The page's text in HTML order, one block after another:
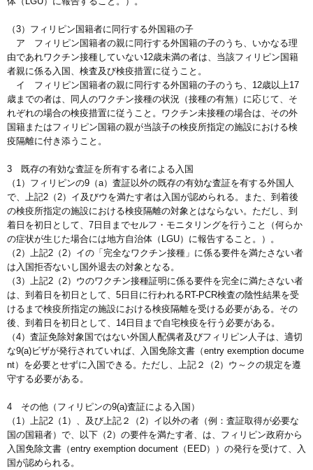
（3）フィリピン国籍者に同行する外国籍の子
ア フィリピン国籍者の親に同行する外国籍の子のうち、いかなる理
由であれワクチン接種していない12歳未満の者は、当該フィリピン国籍
者親に係る入国、検査及び検疫措置に従うこと。
イ フィリピン国籍者の親に同行する外国籍の子のうち、12歳以上17
歳までの者は、同人のワクチン接種の状況（接種の有無）に応じて、そ
れぞれの場合の検疫措置に従うこと。ワクチン未接種の場合は、その外
国籍またはフィリピン国籍の親が当該子の検疫所指定の施設における検
疫隔離に付き添うこと。
3 既存の有効な査証を所有する者による入国
（1）フィリピンの9（a）査証以外の既存の有効な査証を有する外国人
で、上記2（2）イ及びウを満たす者は入国が認められる。また、到着後
の検疫所指定の施設における検疫隔離の対象とはならない。ただし、到
着日を初日として、7日目までセルフ・モニタリングを行うこと（何らか
の症状が生じた場合には地方自治体（LGU）に報告すること。）。
（2）上記2（2）イの「完全なワクチン接種」に係る要件を満たさない者
は入国拒否ないし国外退去の対象となる。
（3）上記2（2）ウのワクチン接種証明に係る要件を完全に満たさない者
は、到着日を初日として、5日目に行われるRT-PCR検査の陰性結果を受
けるまで検疫所指定の施設における検疫隔離を受ける必要がある。その
後、到着日を初日として、14日目まで自宅検疫を行う必要がある。
（4）査証免除対象国ではない外国人配偶者及びフィリピン人子は、適切
な9(a)ビザが発行されていれば、入国免除文書（entry exemption docume
nt）を必要とせずに入国できる。ただし、上記２（2）ウ～クの規定を遵
守する必要がある。
4 その他（フィリピンの9(a)査証による入国）
（1）上記2（1）、及び上記２（2）イ以外の者（例：査証取得が必要な
国の国籍者）で、以下（2）の要件を満たす者、は、フィリピン政府から
入国免除文書（entry exemption document（EED））の発行を受けて、入
国が認められる。